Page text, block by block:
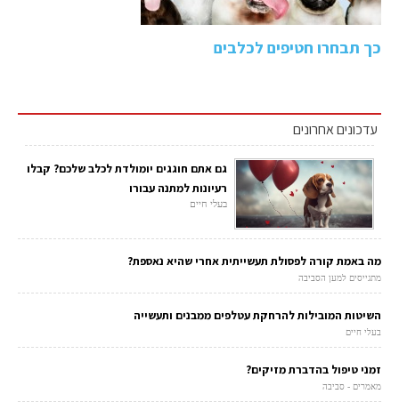
כך תבחרו חטיפים לכלבים
עדכונים אחרונים
גם אתם חוגגים יומולדת לכלב שלכם? קבלו
רעיונות למתנה עבורו
בעלי חיים
מה באמת קורה לפסולת תעשייתית אחרי שהיא נאספת?
מתגייסים למען הסביבה
השיטות המובילות להרחקת עטלפים ממבנים ותעשייה
בעלי חיים
זמני טיפול בהדברת מזיקים?
מאמרים - סביבה